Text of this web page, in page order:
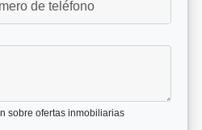
sobre ofertas inmobiliarias